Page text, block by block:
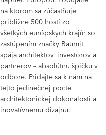
na ktorom sa zúčastňuje
približne 500 hostí zo
všetkých európskych krajín so
zastúpením značky Baumit,
spája architektov, investorov a
partnerov – absolútnu špičku v
odbore. Pridajte sa k nám na
tejto jedinečnej pocte
architektonickej dokonalosti a
inovatívnemu dizajnu.